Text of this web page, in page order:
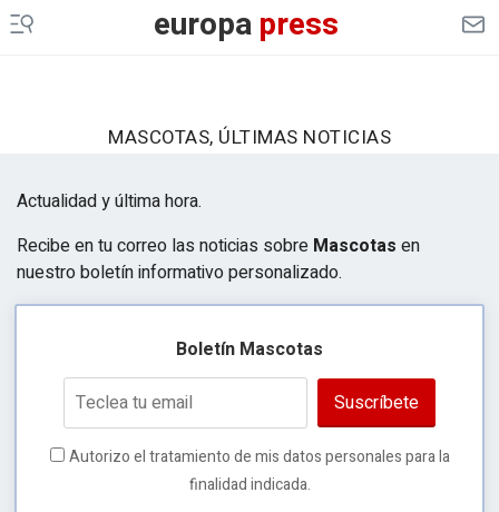
europapress
MASCOTAS, ÚLTIMAS NOTICIAS
Actualidad y última hora.
Recibe en tu correo las noticias sobre Mascotas en
nuestro boletín informativo personalizado.
Boletín Mascotas
Suscríbete
Autorizo el tratamiento de mis datos personales para la
finalidad indicada.